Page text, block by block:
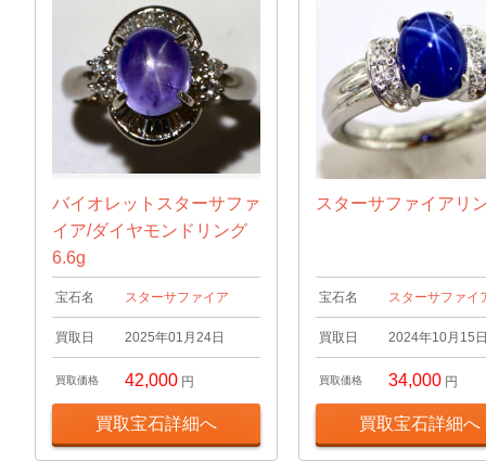
バイオレットスターサファ
イア/ダイヤモンドリング
6.6g
宝石名 スターサファイア
買取日 2025年01月24日
買取価格 42,000 円
買取宝石詳細へ
スターサファイアリ
宝石名 スターサファイ
買取日 2024年10月15
買取価格 34,000 円
買取宝石詳細へ